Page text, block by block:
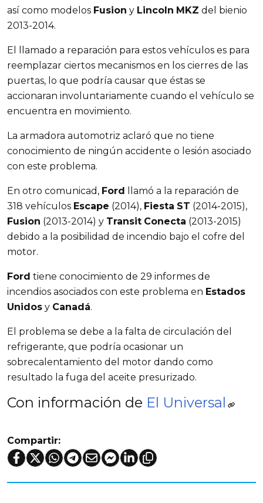
así como modelos Fusion y Lincoln MKZ del bienio
2013-2014.
El llamado a reparación para estos vehículos es para
reemplazar ciertos mecanismos en los cierres de las
puertas, lo que podría causar que éstas se
accionaran involuntariamente cuando el vehículo se
encuentra en movimiento.
La armadora automotriz aclaró que no tiene
conocimiento de ningún accidente o lesión asociado
con este problema.
En otro comunicad, Ford
llamó a la reparación de
318 vehículos Escape (2014), Fiesta ST (2014-2015),
Fusion (2013-2014) y Transit Conecta (2013-2015)
debido a la posibilidad de incendio bajo el cofre del
motor.
Ford tiene conocimiento de 29 informes de
incendios asociados con este problema en Estados
Unidos y Canadá.
El problema se debe a la falta de circulación del
refrigerante, que podría ocasionar un
sobrecalentamiento del motor dando como
resultado la fuga del aceite presurizado.
Con información de El Universal
Compartir: